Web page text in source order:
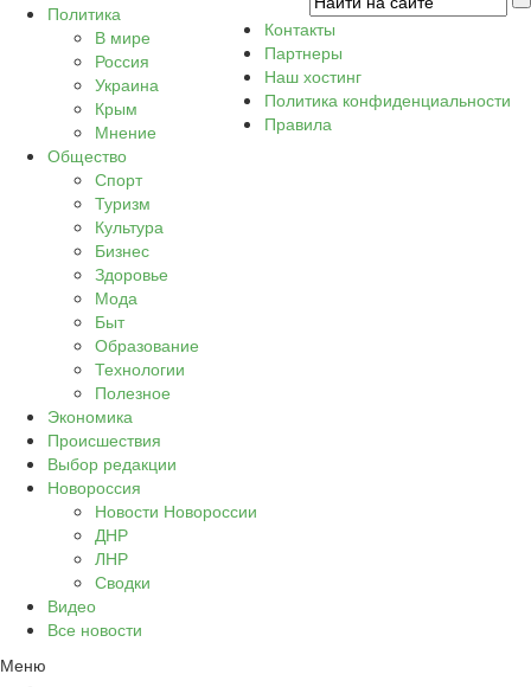
Политика
В мире
Россия
Украина
Крым
Мнение
Общество
Спорт
Туризм
Культура
Бизнес
Здоровье
Мода
Быт
Образование
Технологии
Полезное
Экономика
Происшествия
Выбор редакции
Новороссия
Новости Новороссии
ДНР
ЛНР
Сводки
Видео
Все новости
Меню
Контакты
Партнеры
Наш хостинг
Политика конфиденциальности
Правила